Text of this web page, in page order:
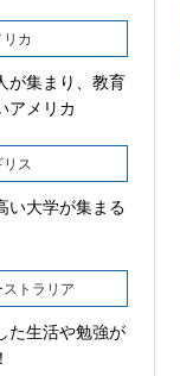
カ
が集まり、教育
アメリカ
リス
い大学が集まる
ストラリア
た生活や勉強が